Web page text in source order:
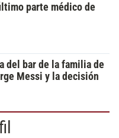
parte médico de
del bar de la familia de
Messi y la decisión